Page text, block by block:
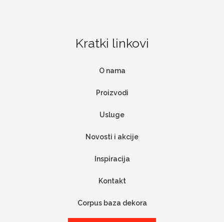
Kratki linkovi
O nama
Proizvodi
Usluge
Novosti i akcije
Inspiracija
Kontakt
Corpus baza dekora